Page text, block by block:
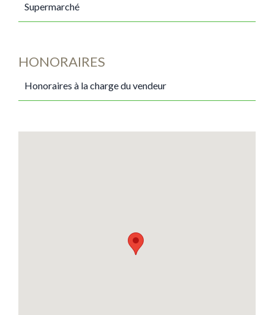
Supermarché
HONORAIRES
Honoraires à la charge du vendeur